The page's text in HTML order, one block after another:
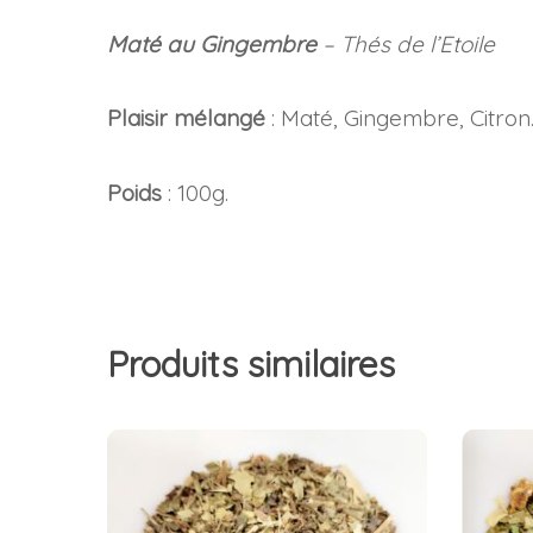
Maté au Gingembre– Thés de l’Etoile
Plaisir mélangé : Maté, Gingembre, Citron.
Poids : 100g.
Produits similaires